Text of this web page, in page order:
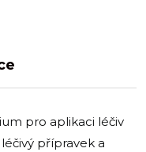
pro aplikaci léčiv
přípravek a